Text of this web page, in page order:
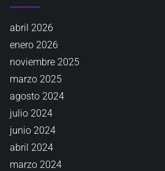
abril 2026
enero 2026
noviembre 2025
marzo 2025
agosto 2024
julio 2024
junio 2024
abril 2024
marzo 2024